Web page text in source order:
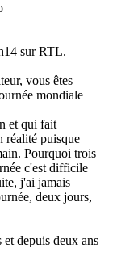
sur RTL.
vous êtes
mondiale
et qui fait
réalité puisque
Pourquoi trois
c'est difficile
j'ai jamais
deux jours,
depuis deux ans